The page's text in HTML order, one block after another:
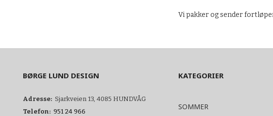
Vi pakker og sender
BØRGE LUND DESIGN
Adresse: Sjarkveien 13, 4085 HUNDVÅG
Telefon: 951 24 966
KATEGORIER
SOMMER